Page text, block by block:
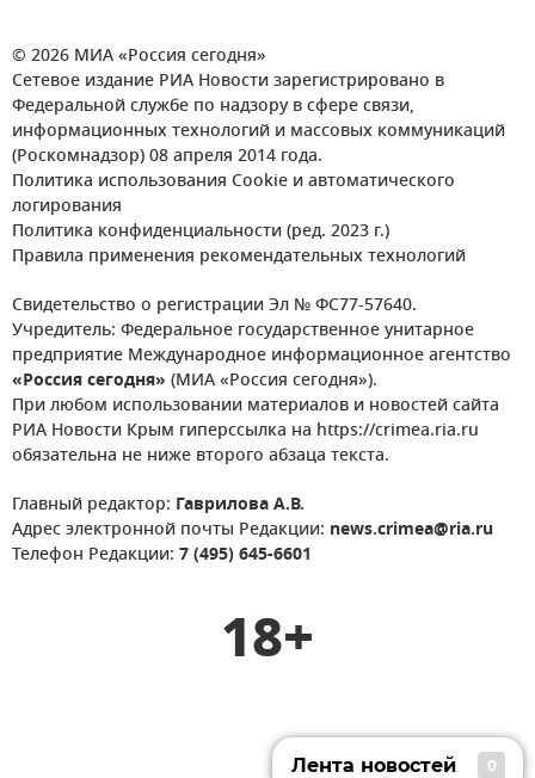
© 2026 МИА «Россия сегодня»
Сетевое издание РИА Новости зарегистрировано в
Федеральной службе по надзору в сфере связи,
информационных технологий и массовых коммуникаций
(Роскомнадзор) 08 апреля 2014 года.
Политика использования Cookie и автоматического
логирования
Политика конфиденциальности (ред. 2023 г.)
Правила применения рекомендательных технологий
Свидетельство о регистрации Эл № ФС77-57640.
Учредитель: Федеральное государственное унитарное
предприятие Международное информационное агентство
«Россия сегодня» (МИА «Россия сегодня»).
При любом использовании материалов и новостей сайта
РИА Новости Крым гиперссылка на https://crimea.ria.ru
обязательна не ниже второго абзаца текста.
Главный редактор: Гаврилова А.В.
Адрес электронной почты Редакции: news.crimea@ria.ru
Телефон Редакции: 7 (495) 645-6601
18+
Лента новостей 0